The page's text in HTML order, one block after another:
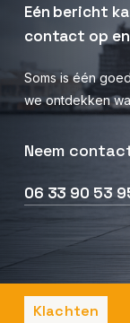
Eén bericht
contact op en
Soms is één
we ontdekken
Neem
06 33 90 53
Klachten